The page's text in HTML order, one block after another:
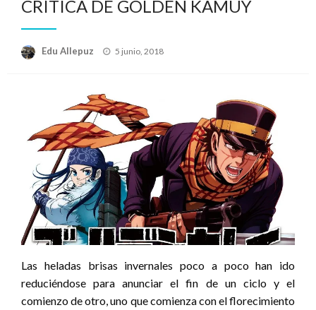
CRÍTICA DE GOLDEN KAMUY
Edu Allepuz
Publicado
5 junio, 2018
Las heladas brisas invernales poco a poco han ido
reduciéndose para anunciar el fin de un ciclo y el
comienzo de otro, uno que comienza con el florecimiento